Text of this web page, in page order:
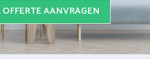
AANVRAGEN